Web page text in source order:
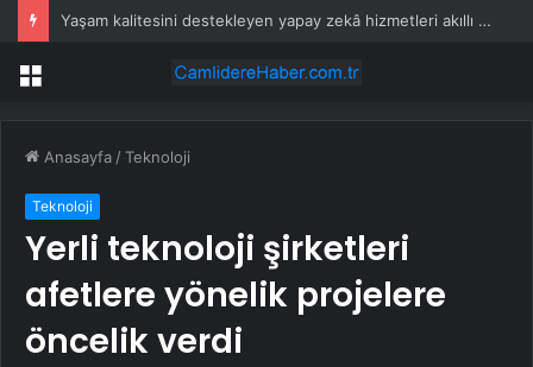
Yaşam kalitesini destekleyen yapay zekâ hizmetleri akıllı kentler için finansman ve altyapı kadar önemli
Menü
Anasayfa /Teknoloji
Teknoloji
Yerli teknoloji şirketleri
afetlere yönelik projelere
öncelik verdi